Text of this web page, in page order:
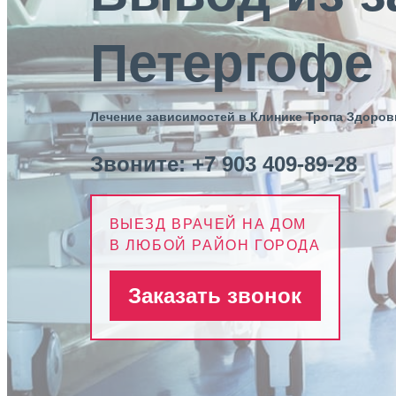
Петергофе
Лечение зависимостей в Клинике Тропа
Звоните:+7 903 409-89-28
ВЫЕЗД ВРАЧЕЙ НА ДОМ
В ЛЮБОЙ РАЙОН ГОРОДА
Заказать звонок